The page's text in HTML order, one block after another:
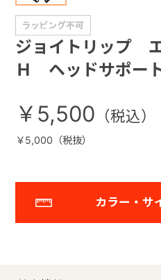
ジョイトリップ
Ｈ ヘッドサポー
￥5,500
￥5,000（税抜）
カラー・サ